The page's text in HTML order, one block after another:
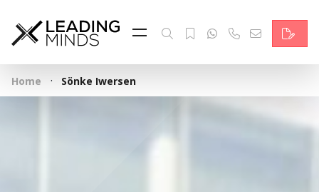
Feed & News
Reading Minds
Themen
Services
Home · Sönke Iwersen